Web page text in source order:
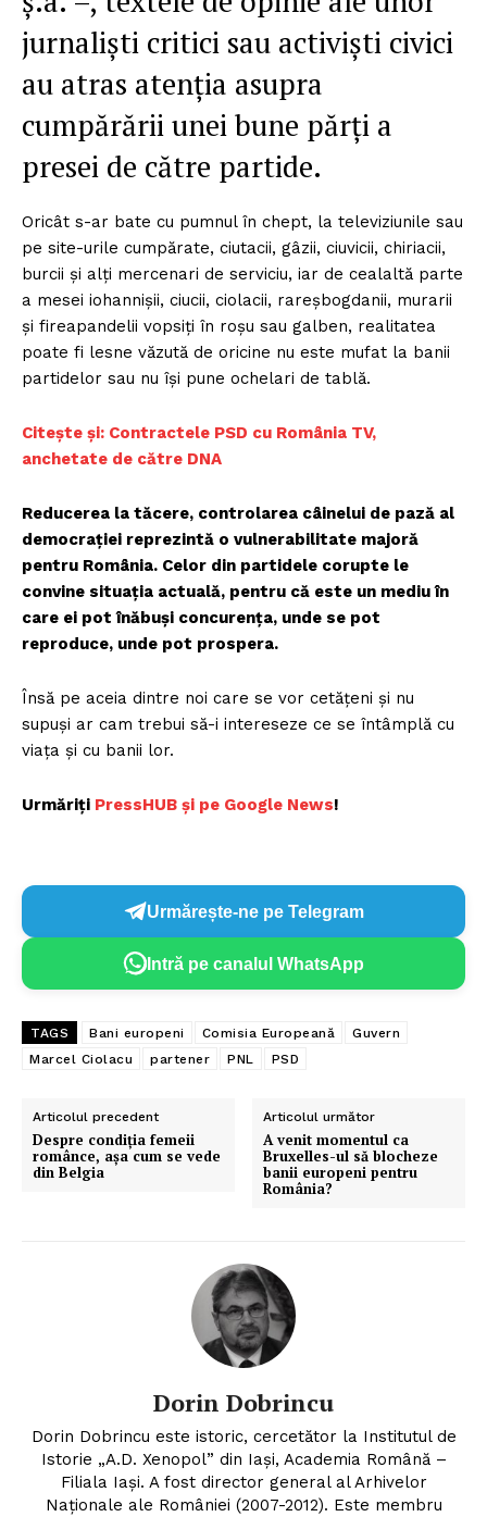
jurnaliști critici sau activiști civici
au atras atenția asupra
cumpărării unei bune părți a
presei de către partide.
Oricât s-ar bate cu pumnul în chept, la televiziunile sau
pe site-urile cumpărate, ciutacii, gâzii, ciuvicii, chiriacii,
burcii și alți mercenari de serviciu, iar de cealaltă parte
a mesei iohannișii, ciucii, ciolacii, rareșbogdanii, murarii
și fireapandelii vopsiți în roșu sau galben, realitatea
poate fi lesne văzută de oricine nu este mufat la banii
partidelor sau nu își pune ochelari de tablă.
Citește și: Contractele PSD cu România TV,
anchetate de către DNA
Reducerea la tăcere, controlarea câinelui de pază al
democrației reprezintă o vulnerabilitate majoră
pentru România. Celor din partidele corupte le
convine situația actuală, pentru că este un mediu în
care ei pot înăbuși concurența, unde se pot
reproduce, unde pot prospera.
Însă pe aceia dintre noi care se vor cetățeni și nu
supuși ar cam trebui să-i intereseze ce se întâmplă cu
viața și cu banii lor.
Urmăriți PressHUB și pe Google News!
Urmărește-ne pe Telegram
Intră pe canalul WhatsApp
TAGS Bani europeni Comisia Europeană
Guvern
Marcel Ciolacu
partener PNL PSD
Articolul precedent
Despre condiția femeii
românce, așa cum se vede
din Belgia
Articolul următor
A venit momentul ca
Bruxelles-ul să blocheze
banii europeni pentru
România?
Dorin Dobrincu
Dorin Dobrincu este istoric, cercetător la Institutul de
Istorie „A.D. Xenopol” din Iași, Academia Română –
Filiala Iași. A fost director general al Arhivelor
Naționale ale României (2007-2012). Este membru